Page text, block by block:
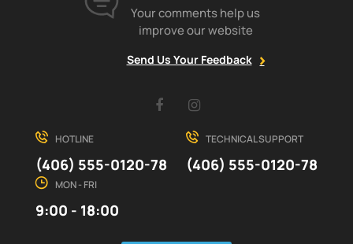
Your comments help us
improve our website
Send Us Your Feedback
Facebook
HOTLINE
(406) 555-0120-78
TECHNICAL SUPPORT
(406) 555-0120-78
MON - FRI
9:00 - 18:00